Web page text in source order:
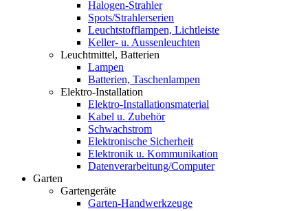
Halogen-Strahler
Spots/Strahlerserien
Leuchtstofflampen, Lichtleiste
Keller- u. Aussenleuchten
Leuchtmittel, Batterien
Lampen
Batterien, Taschenlampen
Elektro-Installation
Elektro-Installationsmaterial
Kabel u. Zubehör
Schwachstrom
Elektronische Sicherheit
Elektronik u. Kommunikation
Datenverarbeitung/Computer
Garten
Gartengeräte
Garten-Handwerkzeuge